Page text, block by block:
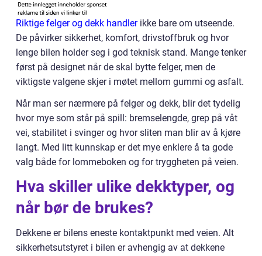
Riktige felger og dekk handlerikke bare om utseende.
De påvirker sikkerhet, komfort, drivstoffbruk og hvor
lenge bilen holder seg i god teknisk stand. Mange tenker
først på designet når de skal bytte felger, men de
viktigste valgene skjer i møtet mellom gummi og asfalt.
Når man ser nærmere på felger og dekk, blir det tydelig
hvor mye som står på spill: bremselengde, grep på våt
vei, stabilitet i svinger og hvor sliten man blir av å kjøre
langt. Med litt kunnskap er det mye enklere å ta gode
valg både for lommeboken og for tryggheten på veien.
Hva skiller ulike dekktyper, og
når bør de brukes?
Dekkene er bilens eneste kontaktpunkt med veien. Alt
sikkerhetsutstyret i bilen er avhengig av at dekkene